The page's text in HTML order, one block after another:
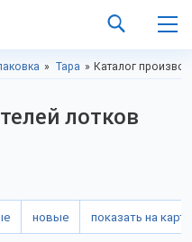
Тара Каталог
лотков
новые показать на карте